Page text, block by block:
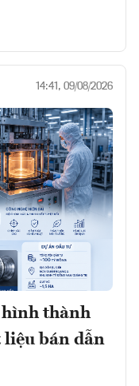
14:41, 09/08/2026
thành
liệu bán dẫn